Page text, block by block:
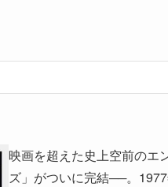
映画を超えた史上空前のエ
ズ」がついに完結──。